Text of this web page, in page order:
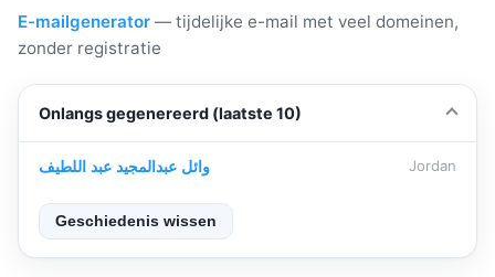
E-mailgenerator — tijdelijke e-mail met veel domeinen,
zonder registratie
Onlangs gegenereerd (laatste 10)
وائل عبدالمجيد عبد اللطيف Jordan
Geschiedenis wissen